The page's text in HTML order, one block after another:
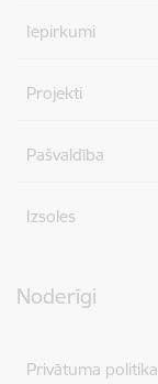
Iepirkumi
Projekti
Pašvaldība
Izsoles
Noderīgi
Privātuma politika